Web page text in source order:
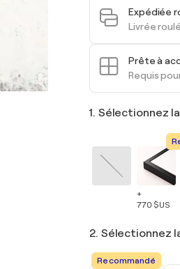
Expédiée
Livrée
Prête à
Requis
1. Sélectionnez
+
770 $US
2. Sélectionnez
Recommandé